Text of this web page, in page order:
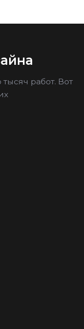
работ. Вот